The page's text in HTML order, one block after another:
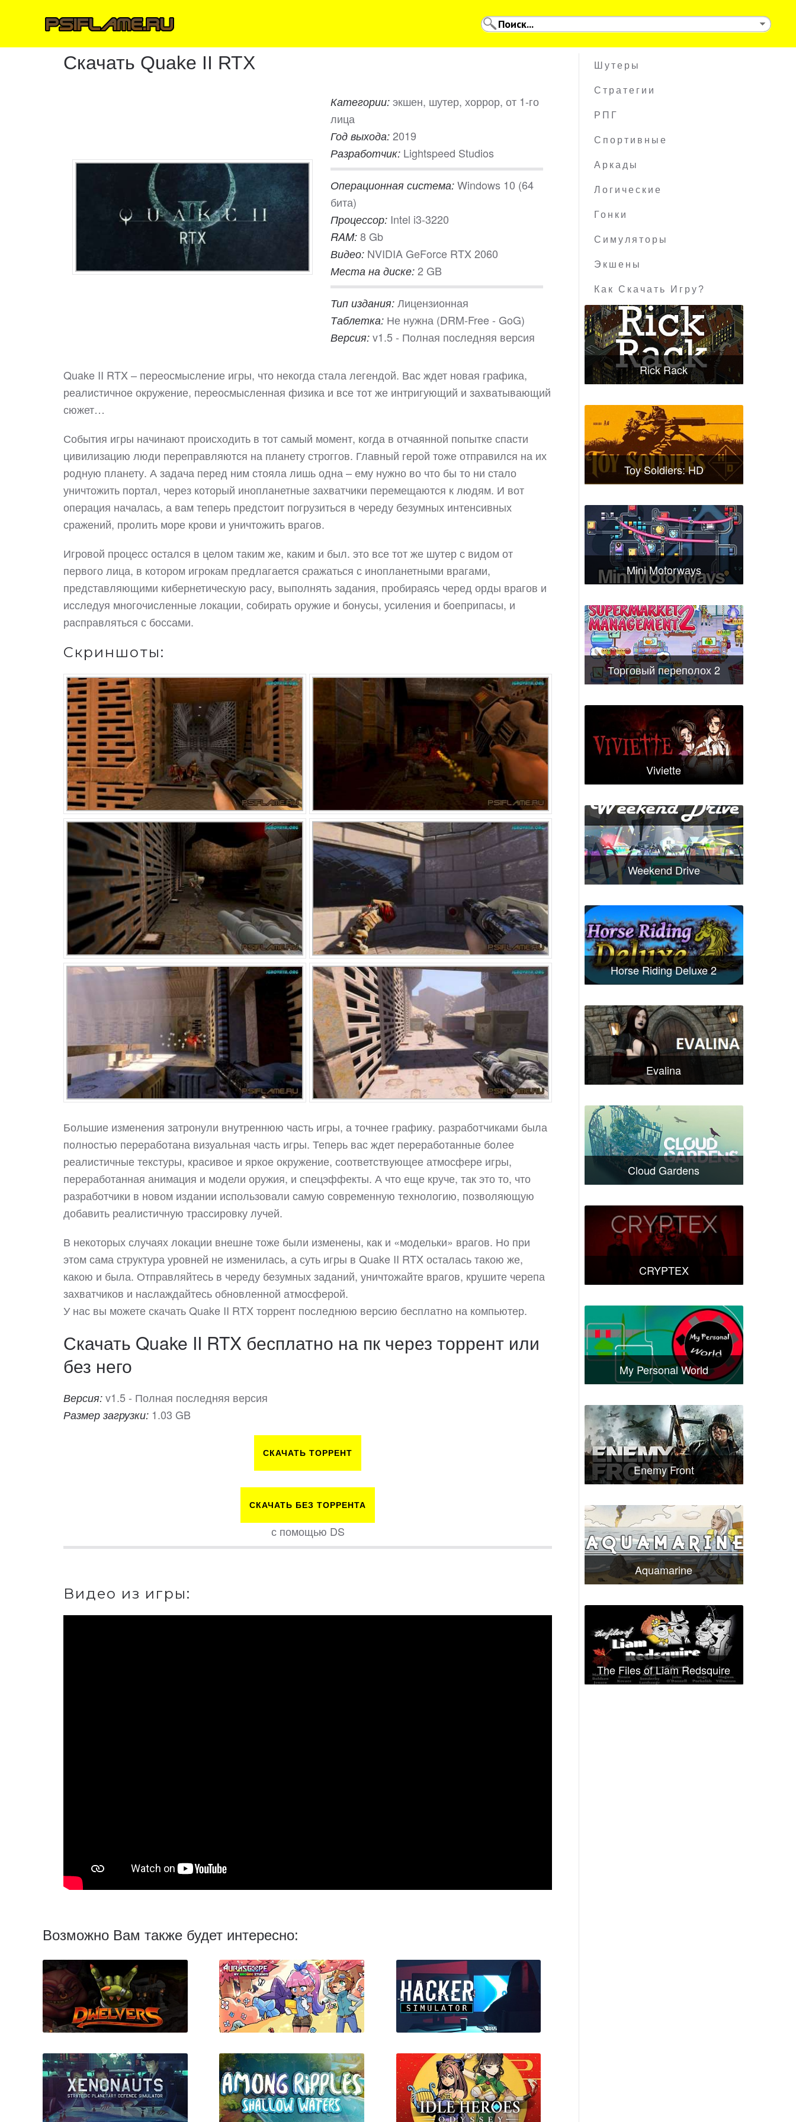
Скачать Quake II RTX
Категории: экшен, шутер, хоррор, от 1-го
лица
Год выхода: 2019
Разработчик: Lightspeed Studios
Операционная система: Windows 10 (64
бита)
Процессор: Intel i3-3220
RAM: 8 Gb
Видео: NVIDIA GeForce RTX 2060
Места на диске: 2 GB
Тип издания: Лицензионная
Таблетка: Не нужна (DRM-Free - GoG)
Версия: v1.5 - Полная последняя версия
Quake II RTX – переосмысление игры, что некогда стала легендой. Вас ждет новая графика,
реалистичное окружение, переосмысленная физика и все тот же интригующий и захватывающий
сюжет…
События игры начинают происходить в тот самый момент, когда в отчаянной попытке спасти
цивилизацию люди переправляются на планету строггов. Главный герой тоже отправился на их
родную планету. А задача перед ним стояла лишь одна – ему нужно во что бы то ни стало
уничтожить портал, через который инопланетные захватчики перемещаются к людям. И вот
операция началась, а вам теперь предстоит погрузиться в череду безумных интенсивных
сражений, пролить море крови и уничтожить врагов.
Игровой процесс остался в целом таким же, каким и был. это все тот же шутер с видом от
первого лица, в котором игрокам предлагается сражаться с инопланетными врагами,
представляющими кибернетическую расу, выполнять задания, пробираясь черед орды врагов и
исследуя многочисленные локации, собирать оружие и бонусы, усиления и боеприпасы, и
расправляться с боссами.
Скриншоты:
Большие изменения затронули внутреннюю часть игры, а точнее графику. разработчиками была
полностью переработана визуальная часть игры. Теперь вас ждет переработанные более
реалистичные текстуры, красивое и яркое окружение, соответствующее атмосфере игры,
переработанная анимация и модели оружия, и спецэффекты. А что еще круче, так это то, что
разработчики в новом издании использовали самую современную технологию, позволяющую
добавить реалистичную трассировку лучей.
В некоторых случаях локации внешне тоже были изменены, как и «модельки» врагов. Но при
этом сама структура уровней не изменилась, а суть игры в Quake II RTX осталась такою же,
какою и была. Отправляйтесь в череду безумных заданий, уничтожайте врагов, крушите черепа
захватчиков и наслаждайтесь обновленной атмосферой.
У нас вы можете скачать Quake II RTX торрент последнюю версию бесплатно на компьютер.
Скачать Quake II RTX бесплатно на пк через торрент или
без него
Версия: v1.5 - Полная последняя версия
Размер загрузки: 1.03 GB
СКАЧАТЬ ТОРРЕНТ
СКАЧАТЬ БЕЗ ТОРРЕНТА
с помощью DS
Видео из игры:
Возможно Вам также будет интересно:
Шутеры
Стратегии
РПГ
Спортивные
Аркады
Логические
Гонки
Симуляторы
Экшены
Как Скачать Игру?
Rick Rack
Toy Soldiers: HD
Mini Motorways
Торговый переполох 2
Viviette
Weekend Drive
Horse Riding Deluxe 2
Evalina
Cloud Gardens
CRYPTEX
My Personal World
Enemy Front
Aquamarine
The Files of Liam Redsquire